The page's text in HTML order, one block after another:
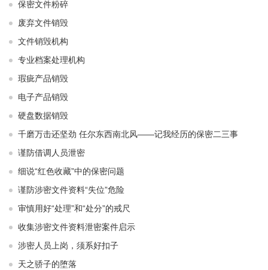
保密文件粉碎
废弃文件销毁
文件销毁机构
专业档案处理机构
瑕疵产品销毁
电子产品销毁
硬盘数据销毁
千磨万击还坚劲 任尔东西南北风——记我经历的保密二三事
谨防借调人员泄密
细说“红色收藏”中的保密问题
谨防涉密文件资料“失位”危险
审慎用好“处理”和“处分”的戒尺
收集涉密文件资料泄密案件启示
涉密人员上岗，须系好扣子
天之骄子的堕落